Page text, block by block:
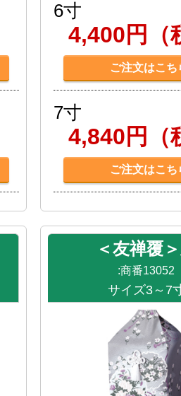
6寸
4,400円（
ご注文はこち
7寸
4,840円（
ご注文はこち
＜友禅覆
:商番13052
サイズ3～7